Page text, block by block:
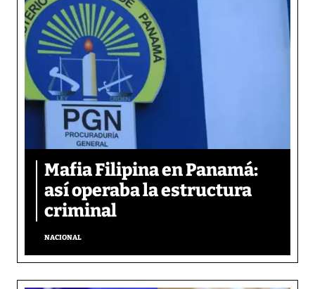
Mafia Filipina en Panamá:
así operaba la estructura
criminal
NACIONAL